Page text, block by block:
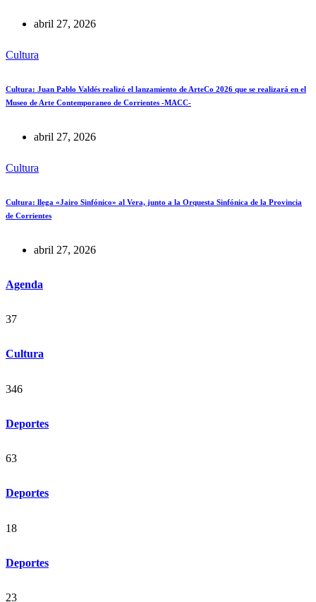
abril 27, 2026
Cultura
Cultura: Juan Pablo Valdés realizó el lanzamiento de ArteCo 2026 que se realizará en el
Museo de Arte Contemporaneo de Corrientes -MACC-
abril 27, 2026
Cultura
Cultura: llega «Jairo Sinfónico» al Vera, junto a la Orquesta Sinfónica de la Provincia
de Corrientes
abril 27, 2026
Agenda
37
Cultura
346
Deportes
63
Deportes
18
Deportes
23